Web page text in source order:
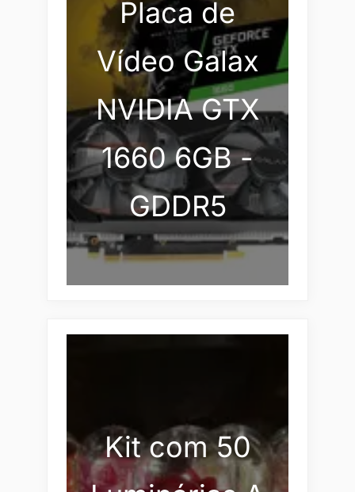
Placa de
Vídeo Galax
NVIDIA GTX
1660 6GB -
GDDR5
Kit com 50